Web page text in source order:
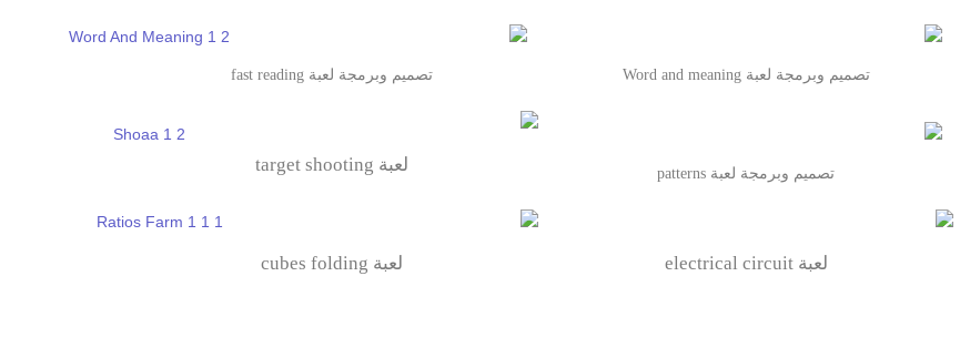
تصميم وبرمجة لعبة Word and meaning تصميم وبرمجة لعبة fast reading
تصميم وبرمجة لعبة patterns لعبة target shooting
لعبة electrical circuit لعبة cubes folding